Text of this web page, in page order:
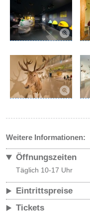
Weitere Informationen:
Öffnungszeiten
Täglich 10-17 Uhr
Eintrittspreise
Tickets